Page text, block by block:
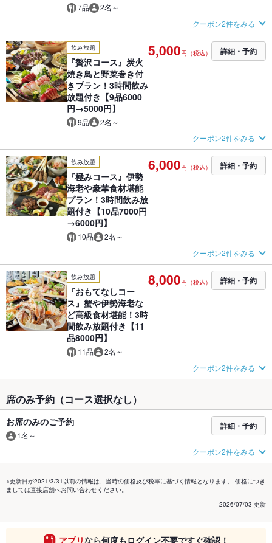
7品 2名～
クーポン2件をみる
飲み放題
『贅沢コース』炭火
焼き鳥と野菜巻き付
きプラン！3時間飲み
放題付き【9品6000
円→5000円】
9品 2名～
5,000円（税込） 詳細・予約
クーポン2件をみる
飲み放題
『極みコース』伊勢
海老や豪華食材堪能
プラン！3時間飲み放
題付き【10品7000円
→6000円】
10品 2名～
6,000円（税込） 詳細・予約
クーポン2件をみる
飲み放題
『おもてなしコー
ス』蟹や伊勢海老な
ど高級食材堪能！3時
間飲み放題付き【11
品8000円】
11品 2名～
8,000円（税込） 詳細・予約
クーポン2件をみる
席のみ予約（コース選択なし）
お席のみのご予約
1名～
詳細・予約
クーポン2件をみる
※更新日が2021/3/31以前の情報は、当時の価格及び税率に基づく情報となります。 価格につき
ましては直接店舗へお問い合わせください。
2026/07/03 更新
アプリなら何度もログイン不要ですぐ確認！